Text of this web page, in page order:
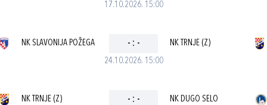
17.10.2026. 15:00
24.10.2026. 15:00
NK SLAVONIJA POŽEGA - : - NK TRNJE (Z)
NK TRNJE (Z) - : - NK DUGO SELO